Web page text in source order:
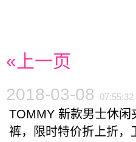
«上一页
2018-03-08 07:55:32
TOMMY 新款男士休闲
裤，限时特价折上折，